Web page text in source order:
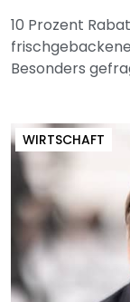
10 Prozent
Besonders
WIRTSCHAFT